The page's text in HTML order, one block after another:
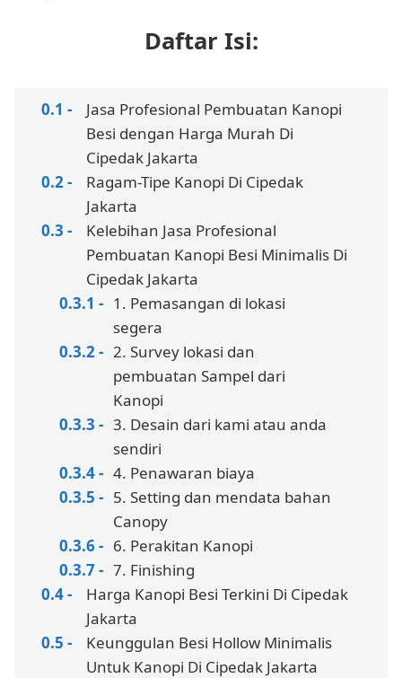
Daftar Isi:
Jasa Profesional Pembuatan Kanopi
Besi dengan Harga Murah Di
Cipedak Jakarta
Ragam-Tipe Kanopi Di Cipedak
Jakarta
Kelebihan Jasa Profesional
Pembuatan Kanopi Besi Minimalis Di
Cipedak Jakarta
1. Pemasangan di lokasi
segera
2. Survey lokasi dan
pembuatan Sampel dari
Kanopi
3. Desain dari kami atau anda
sendiri
4. Penawaran biaya
5. Setting dan mendata bahan
Canopy
6. Perakitan Kanopi
7. Finishing
Harga Kanopi Besi Terkini Di Cipedak
Jakarta
Keunggulan Besi Hollow Minimalis
Untuk Kanopi Di Cipedak Jakarta